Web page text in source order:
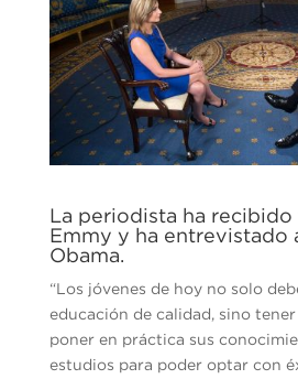
La periodista ha
Emmy y ha entrevistado
Obama.
“Los jóvenes de hoy no solo
educación de calidad, sino
poner en práctica sus
estudios para poder optar con